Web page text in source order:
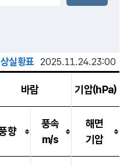
실황표 2025.11.24.23:00
바람 기압(hPa)
향
풍속
m/s
해면
기압